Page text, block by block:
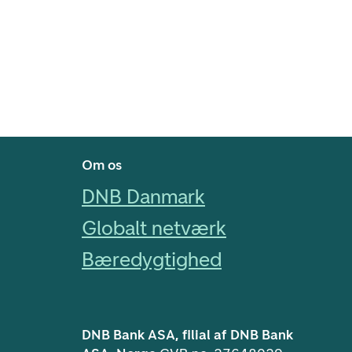
Om os
DNB Danmark
Globalt netværk
Bæredygtighed
DNB Bank ASA, filial af DNB Bank